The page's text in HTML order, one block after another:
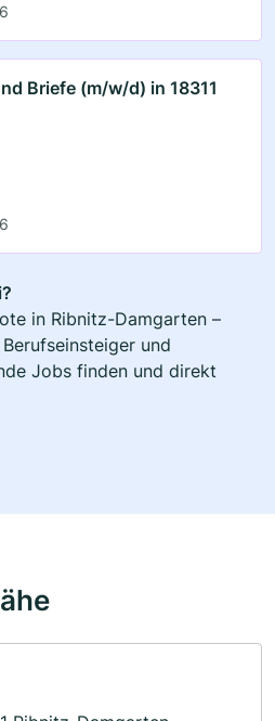
Briefe (m/w/d) in 18311
in Ribnitz-Damgarten –
und
Jobs finden und direkt